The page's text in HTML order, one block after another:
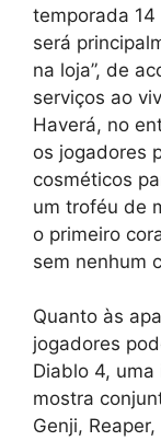
temporada
será
na loja”, de
serviços ao
Haverá, no
os jogadores
cosméticos
um troféu de
o primeiro
sem nenhum
Quanto às
jogadores
Diablo 4,
mostra
Genji,